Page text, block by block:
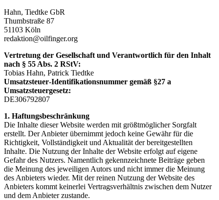
Hahn, Tiedtke GbR
Thumbstraße 87
51103 Köln
redaktion@oilfinger.org
Vertretung der Gesellschaft und Verantwortlich für den Inhalt
nach § 55 Abs. 2 RStV:
Tobias Hahn, Patrick Tiedtke
Umsatzsteuer‐Identifikationsnummer gemäß §27 a
Umsatzsteuergesetz:
DE306792807
1. Haftungsbeschränkung
Die Inhalte dieser Website werden mit größtmöglicher Sorgfalt
erstellt. Der Anbieter übernimmt jedoch keine Gewähr für die
Richtigkeit, Vollständigkeit und Aktualität der bereitgestellten
Inhalte. Die Nutzung der Inhalte der Website erfolgt auf eigene
Gefahr des Nutzers. Namentlich gekennzeichnete Beiträge geben
die Meinung des jeweiligen Autors und nicht immer die Meinung
des Anbieters wieder. Mit der reinen Nutzung der Website des
Anbieters kommt keinerlei Vertragsverhältnis zwischen dem Nutzer
und dem Anbieter zustande.